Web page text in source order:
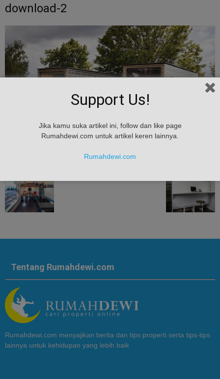
download-2
Tentang Rumahdewi.com
Rumahdewi.com menyajikan berita dan tips properti serta tips-tips
lainnya untuk kehidupan yang lebih baik
Support Us!
Jika kamu suka artikel ini, follow dan like page
Rumahdewi.com untuk artikel keren lainnya.
Rumahdewi.com